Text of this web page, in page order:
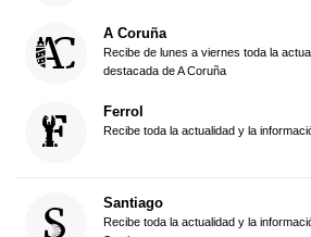
A Coruña
Recibe de lunes a viernes toda la
destacada de A Coruña
Ferrol
Recibe toda la actualidad y la
Santiago
Recibe toda la actualidad y la